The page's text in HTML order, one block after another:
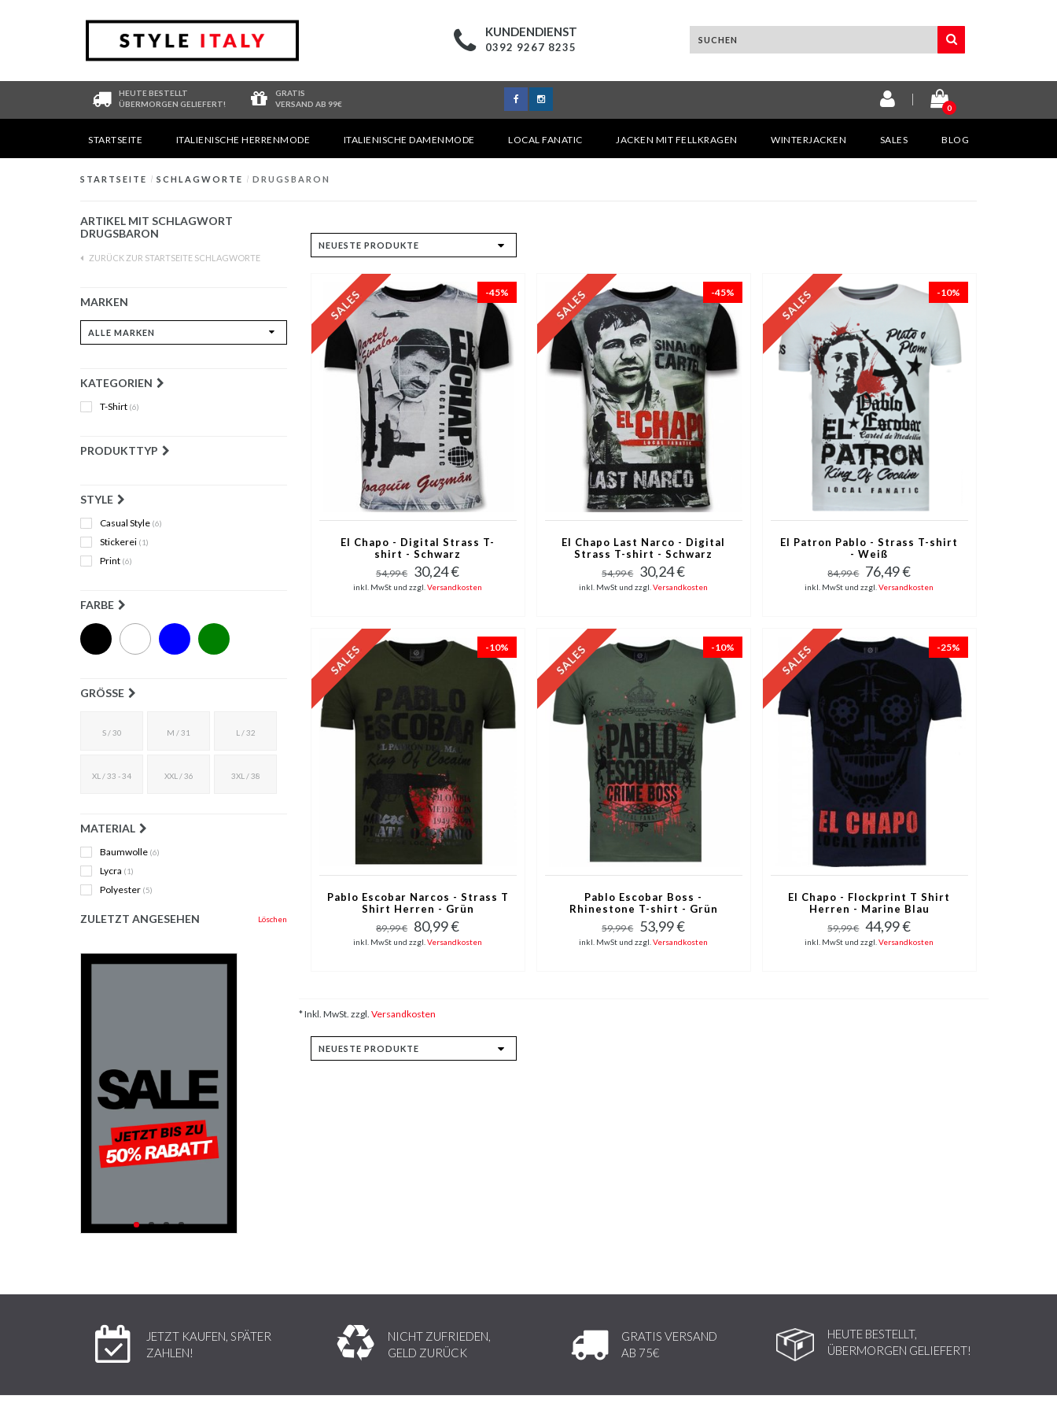
KUNDENDIENST
0392 9267 8235
HEUTE BESTELLT
ÜBERMORGEN GELIEFERT!
GRATIS
VERSAND AB 99€
0
STARTSEITE ITALIENISCHE HERRENMODE ITALIENISCHE DAMENMODE LOCAL FANATIC JACKEN MIT FELLKRAGEN WINTERJACKEN SALES BLOG
STARTSEITE / SCHLAGWORTE / DRUGSBARON
ARTIKEL MIT SCHLAGWORT
DRUGSBARON
ZURÜCK ZUR STARTSEITE SCHLAGWORTE
MARKEN
KATEGORIEN
T-Shirt (6)
PRODUKTTYP
STYLE
Casual Style (6)
Stickerei (1)
Print (6)
FARBE
GRÖSSE
S / 30 M / 31 L / 32
XL / 33 - 34 XXL / 36 3XL / 38
MATERIAL
Baumwolle (6)
Lycra (1)
Polyester (5)
ZULETZT ANGESEHEN Löschen
-45%
El Chapo - Digital Strass T-
shirt - Schwarz
54,99 € 30,24 €
inkl. MwSt und zzgl.Versandkosten
-45%
El Chapo Last Narco - Digital
Strass T-shirt - Schwarz
54,99 € 30,24 €
inkl. MwSt und zzgl.Versandkosten
-10%
El Patron Pablo - Strass T-shirt
- Weiß
84,99 € 76,49 €
inkl. MwSt und zzgl.Versandkosten
-10%
Pablo Escobar Narcos - Strass T
Shirt Herren - Grün
89,99 € 80,99 €
inkl. MwSt und zzgl.Versandkosten
-10%
Pablo Escobar Boss -
Rhinestone T-shirt - Grün
59,99 € 53,99 €
inkl. MwSt und zzgl.Versandkosten
-25%
El Chapo - Flockprint T Shirt
Herren - Marine Blau
59,99 € 44,99 €
inkl. MwSt und zzgl.Versandkosten
* Inkl. MwSt. zzgl. Versandkosten
JETZT KAUFEN, SPÄTER
ZAHLEN!
NICHT ZUFRIEDEN,
GELD ZURÜCK
GRATIS VERSAND
AB 75€
HEUTE BESTELLT,
ÜBERMORGEN GELIEFERT!